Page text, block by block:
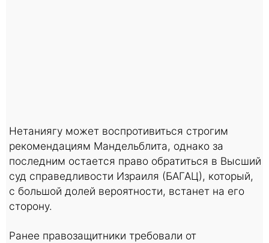
Нетаниягу может воспротивиться строгим
рекомендациям Мандельблита, однако за
последним остается право обратиться в Высший
суд справедливости Израиля (БАГАЦ), который,
с большой долей вероятности, встанет на его
сторону.
Ранее правозащитники требовали от